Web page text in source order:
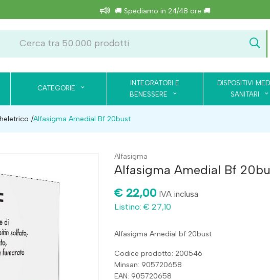
🚚 Spediamo in 24/48 ore 🚚
CATEGORIE
INTEGRATORI E
BENESSERE
DISPOSITIVI
SANITARI
Alfasigma Amedial Bf 20bust
Alfasigma
Alfasigma Amedial Bf
€ 22,00 IVA inclusa
Listino: € 27,10
Alfasigma Amedial bf 20bust
Codice prodotto: 200546
Minsan: 905720658
EAN: 905720658